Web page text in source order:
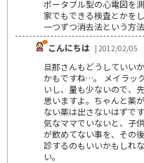
ポータブル型の心電図を
家でもできる検査とかを
一つずつ消去法という方
こんにちは | 2012/02/05
旦那さんもどうしていい
かもですね…。 メイラッ
いし、量も少ないので、
思いますよ。ちゃんと薬
ない薬は出さないはずで
気なママでいないと、子
が飲めてない事を、その
診するのもいいかもしれ
い。